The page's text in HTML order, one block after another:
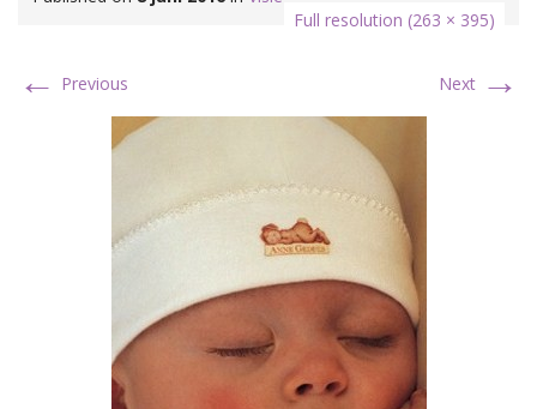
Full resolution (263 × 395)
← Previous Next →